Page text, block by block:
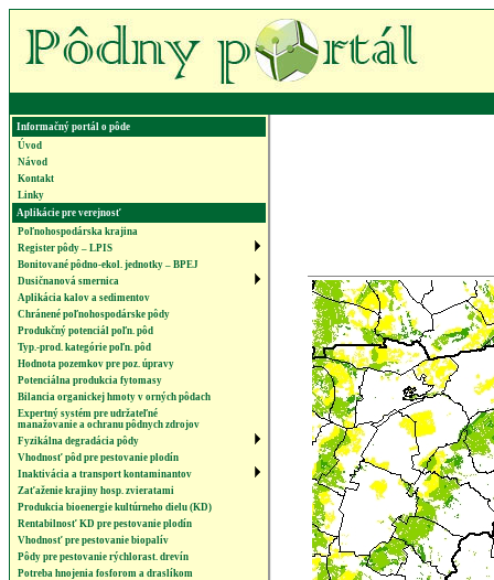
Informačný portál o pôde
Úvod
Návod
Kontakt
Linky
Aplikácie pre verejnosť
Poľnohospodárska krajina
Register pôdy – LPIS
Bonitované pôdno-ekol. jednotky – BPEJ
Dusičnanová smernica
Aplikácia kalov a sedimentov
Chránené poľnohospodárske pôdy
Produkčný potenciál poľn. pôd
Typ.-prod. kategórie poľn. pôd
Hodnota pozemkov pre poz. úpravy
Potenciálna produkcia fytomasy
Bilancia organickej hmoty v orných pôdach
Expertný systém pre udržateľné
manažovanie a ochranu pôdnych zdrojov
Fyzikálna degradácia pôdy
Vhodnosť pôd pre pestovanie plodín
Inaktivácia a transport kontaminantov
Zaťaženie krajiny hosp. zvieratami
Produkcia bioenergie kultúrneho dielu (KD)
Rentabilnosť KD pre pestovanie plodín
Vhodnosť pre pestovanie biopalív
Pôdy pre pestovanie rýchlorast. drevín
Potreba hnojenia fosforom a draslíkom